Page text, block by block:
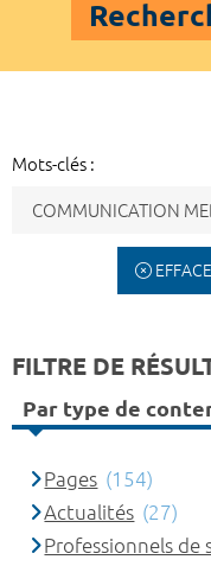
Mots-clés :
FILTRE DE
Par type de
Pages (154)
Actualités (27)
Professionnels de